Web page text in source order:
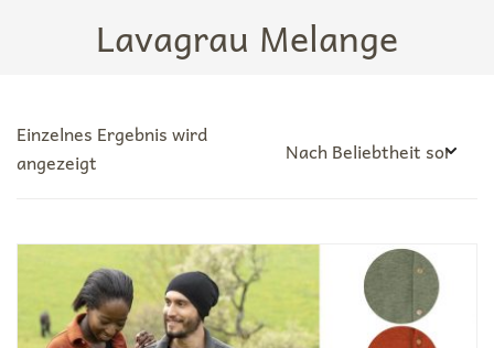
Lavagrau Melange
Einzelnes Ergebnis wird
angezeigt